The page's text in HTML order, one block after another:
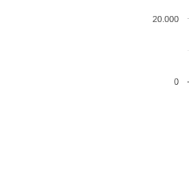
0
20.000